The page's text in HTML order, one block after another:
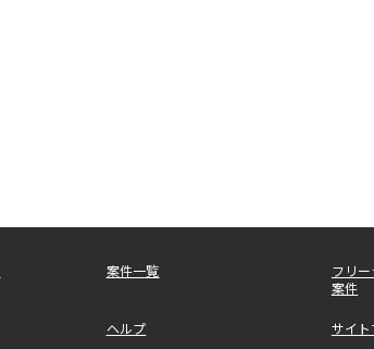
案件一覧
フリ
案件
ヘルプ サイ